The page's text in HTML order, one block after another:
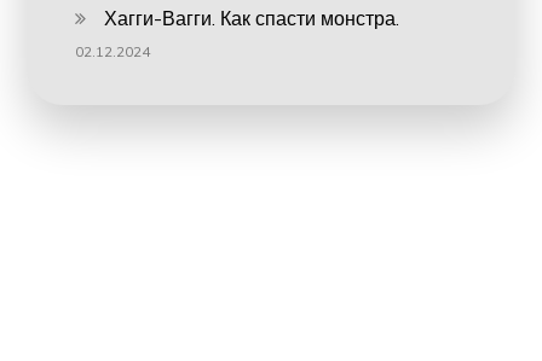
Хагги-Вагги. Как спасти монстра.
02.12.2024